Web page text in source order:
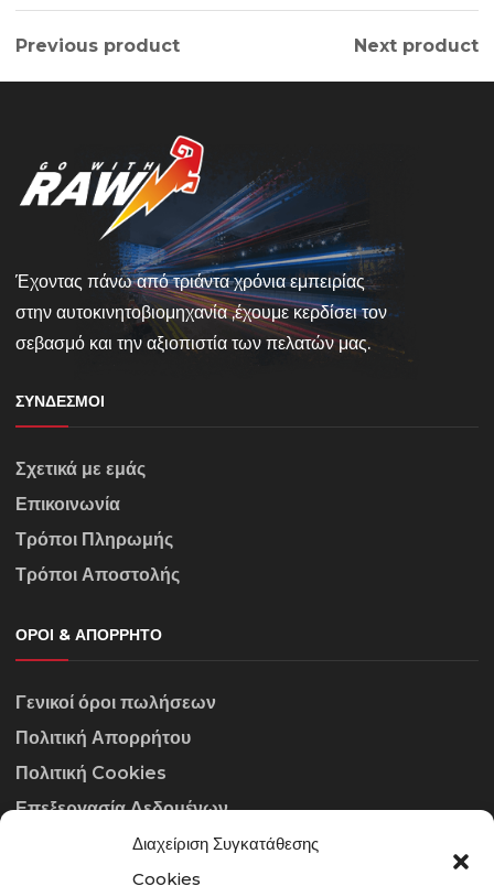
Διαχείριση Συγκατάθεσης
Cookies
Previous product Next product
Έχοντας πάνω από τριάντα χρόνια εμπειρίας
στην αυτοκινητοβιομηχανία ,έχουμε κερδίσει τον
σεβασμό και την αξιοπιστία των πελατών μας.
ΣΎΝΔΕΣΜΟΙ
Σχετικά με εμάς
Επικοινωνία
Τρόποι Πληρωμής
Τρόποι Αποστολής
ΌΡΟΙ & ΑΠΌΡΡΗΤΟ
Γενικοί όροι πωλήσεων
Πολιτική Απορρήτου
Πολιτική Cookies
Επεξεργασία Δεδομένων
ΣΤΟΙΧΕΊΑ ΕΠΙΚΟΙΝΩΝΊΑΣ